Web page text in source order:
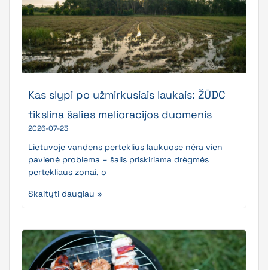
Kas slypi po užmirkusiais laukais: ŽŪDC
tikslina šalies melioracijos duomenis
2026-07-23
Lietuvoje vandens perteklius laukuose nėra vien
pavienė problema – šalis priskiriama drėgmės
pertekliaus zonai, o
Skaityti daugiau »